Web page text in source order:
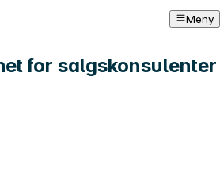
Meny
for salgskonsulenter